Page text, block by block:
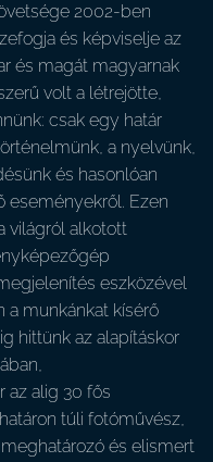
2002-ben
és képviselje az
és magát magyarnak
volt a létrejötte,
csak egy határ
a nyelvünk,
és hasonlóan
eseményekről. Ezen
világról alkotott
eszközével
munkánkat kísérő
hittünk az alapításkor
az alig 30 fős
túli fotóművész,
és elismert